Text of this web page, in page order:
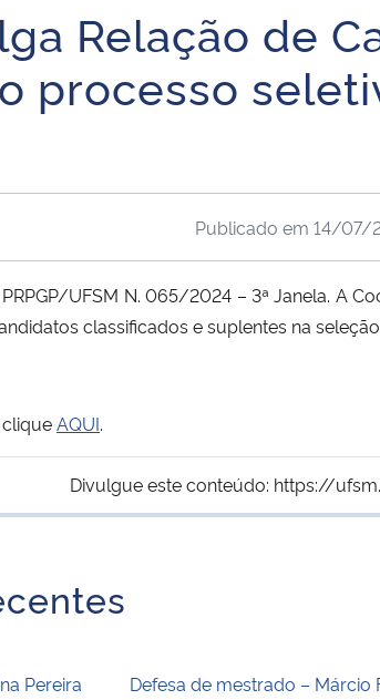
de Segurança
Advocacia-Geral da União
Relação de
processo
Publicado em 14/07/
UFSM N. 065/2024 – 3ª Janela. A
classificados e suplentes na
AQUI.
Divulgue este conteúdo: https://
Pereira
Defesa de mestrado – Márcio